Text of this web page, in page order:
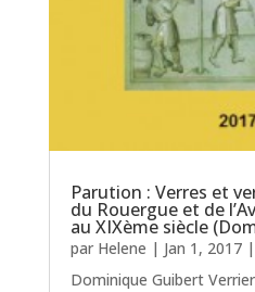
Parution : Verres et
du Rouergue et de
au XIXème siècle
par Helene | Jan 1, 2017|
Dominique Guibert